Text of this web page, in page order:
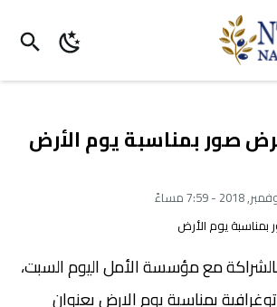
صور بمناسبة يوم الأرض
مع مؤسسة الأمل اليوم السبت،
بمناسبة يوم الارض بعنوان